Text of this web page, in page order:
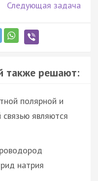
Следующая задача
также решают:
полярной и
являются
натрия